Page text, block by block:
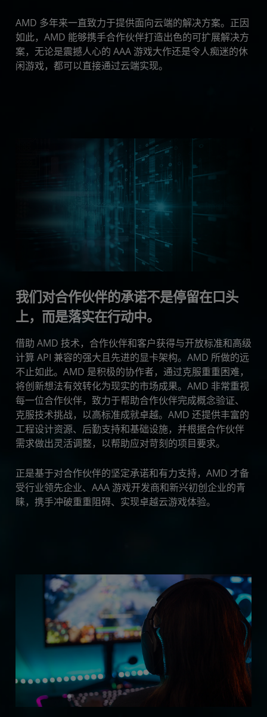
AMD 多年来一直致力于提供面向云端的解决方案。正因
如此，AMD 能够携手合作伙伴打造出色的可扩展解决方
案，无论是震撼人心的 AAA 游戏大作还是令人痴迷的休
闲游戏，都可以直接通过云端实现。
我们对合作伙伴的承诺不是停留在口头
上，而是落实在行动中。
借助 AMD 技术，合作伙伴和客户获得与开放标准和高级
计算 API 兼容的强大且先进的显卡架构。AMD 所做的远
不止如此。AMD 是积极的协作者，通过克服重重困难，
将创新想法有效转化为现实的市场成果。AMD 非常重视
每一位合作伙伴，致力于帮助合作伙伴完成概念验证、
克服技术挑战，以高标准成就卓越。AMD 还提供丰富的
工程设计资源、后勤支持和基础设施，并根据合作伙伴
需求做出灵活调整，以帮助应对苛刻的项目要求。
正是基于对合作伙伴的坚定承诺和有力支持，AMD 才备
受行业领先企业、AAA 游戏开发商和新兴初创企业的青
睐，携手冲破重重阻碍、实现卓越云游戏体验。